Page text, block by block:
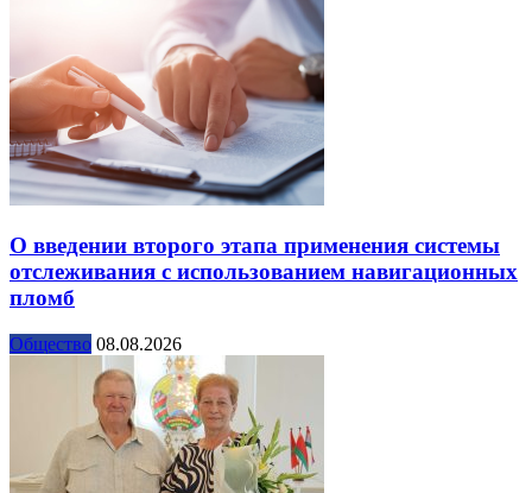
О введении второго этапа применения системы
отслеживания с использованием навигационных
пломб
Общество 08.08.2026